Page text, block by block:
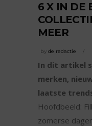
6 X IN DE
MEER
by de redactie
In dit artikel
merken,
laatste
Hoofdbeeld:
zomerse